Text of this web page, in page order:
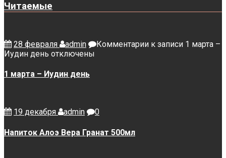
Читаемые
28 февраля admin Комментарии к записи 1 марта –
Иудин день отключены
1 марта – Иудин день
19 декабря admin 0
Напиток Алоэ Вера Гранат 500мл